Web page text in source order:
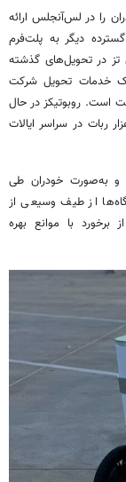
که از سال ۲۰۲۲ تحویل خودران را در لس‌آنجلس ارائه
دیگر به پلت‌فرم
تز در تحویل‌های گذشته
خدمات تحویل شرکت
است. روبوتیکز در حال
ربات در سراسر ایالات
و به‌صورت خودران طی
از طیف وسیعی از
با موانع بهره